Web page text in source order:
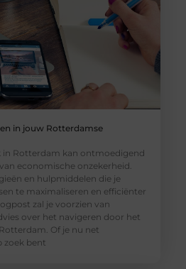
in jouw Rotterdamse
in Rotterdam kan ontmoedigend
economische onzekerheid.
en hulpmiddelen die je
te maximaliseren en efficiënter
zal je voorzien van
over het navigeren door het
Of je nu net
zoek bent